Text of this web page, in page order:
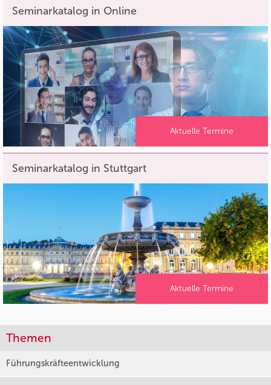
Seminarkatalog in Online
Aktuelle Termine
Seminarkatalog in Stuttgart
Aktuelle Termine
Themen
Führungskräfteentwicklung